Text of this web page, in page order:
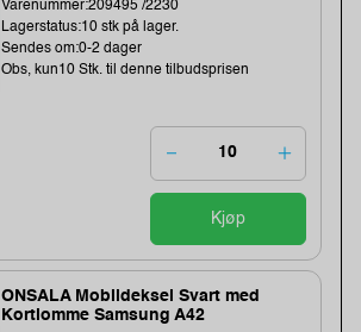
Varenummer:209495 /2230
Lagerstatus:10 stk på lager.
Sendes om:0-2 dager
Obs, kun10 Stk. til denne tilbudsprisen
Kjøp
ONSALA Mobildeksel Svart med
Kortlomme Samsung A42